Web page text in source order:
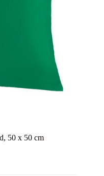
50 x 50 cm